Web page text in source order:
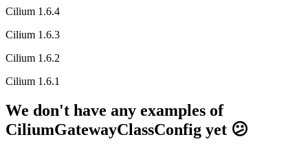
Cilium 1.6.4
Cilium 1.6.3
Cilium 1.6.2
Cilium 1.6.1
We don't have any examples of
CiliumGatewayClassConfig yet 😕